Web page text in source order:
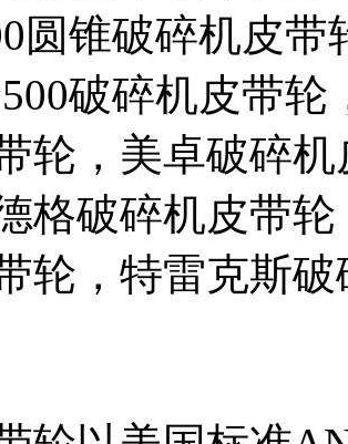
圆锥破碎机皮
破碎机皮带
轮，美卓破碎
格破碎机皮带
轮，特雷克斯